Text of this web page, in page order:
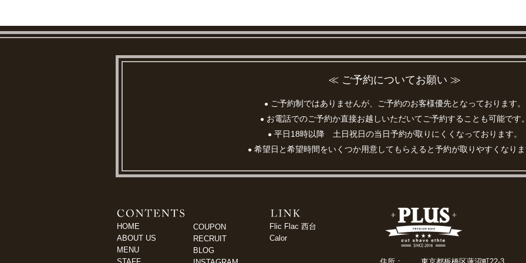
≪ ご予約についてお願い ≫
●ご予約制ではありませんが、ご予約のお客様優先となっております。
●お電話でのご予約か直接お越しいただいてご予約することも可能です
●平日18時以降 土日祝日の当日予約が取りにくくなっております。
●希望日と希望時間をいくつか用意してもらえると予約が取りやすくなり
HOME
ABOUT US
MENU
COUPON
RECRUIT
BLOG
Flic Flac 西台
Calor